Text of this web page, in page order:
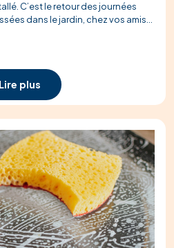
C’est le retour des journées
dans le jardin, chez vos amis…
Lire plus